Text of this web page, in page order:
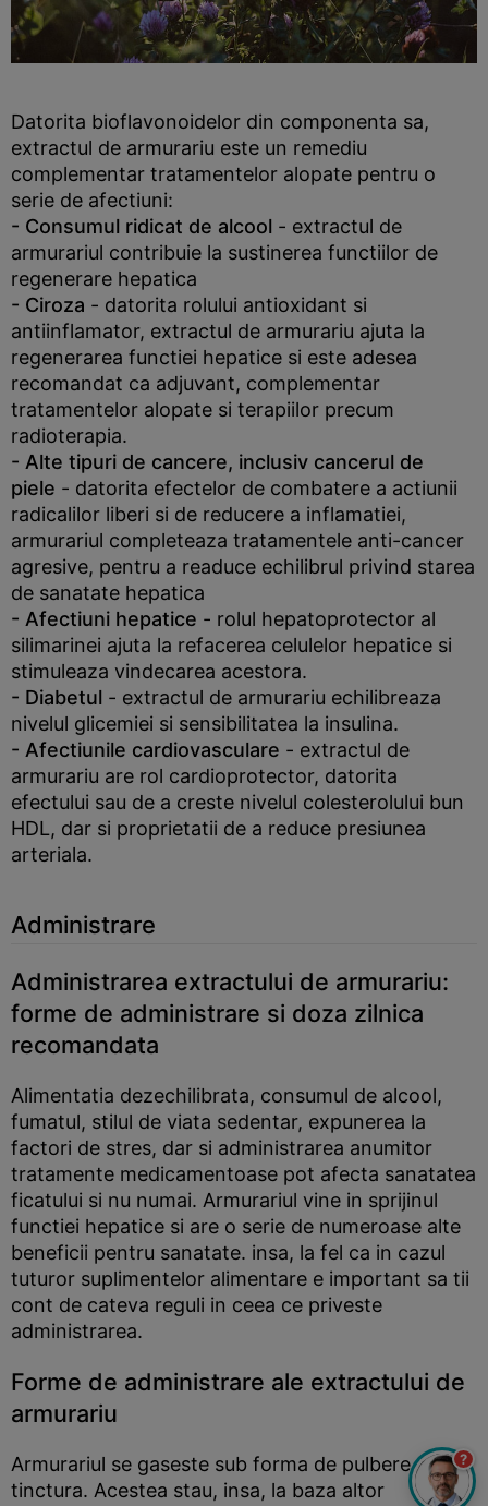
Datorita bioflavonoidelor din componenta sa,
extractul de armurariu este un remediu
complementar tratamentelor alopate pentru o
serie de afectiuni:
- Consumul ridicat de alcool - extractul de
armurariul contribuie la sustinerea functiilor de
regenerare hepatica
- Ciroza - datorita rolului antioxidant si
antiinflamator, extractul de armurariu ajuta la
regenerarea functiei hepatice si este adesea
recomandat ca adjuvant, complementar
tratamentelor alopate si terapiilor precum
radioterapia.
- Alte tipuri de cancere, inclusiv cancerul de
piele - datorita efectelor de combatere a actiunii
radicalilor liberi si de reducere a inflamatiei,
armurariul completeaza tratamentele anti-cancer
agresive, pentru a readuce echilibrul privind starea
de sanatate hepatica
- Afectiuni hepatice - rolul hepatoprotector al
silimarinei ajuta la refacerea celulelor hepatice si
stimuleaza vindecarea acestora.
- Diabetul - extractul de armurariu echilibreaza
nivelul glicemiei si sensibilitatea la insulina.
- Afectiunile cardiovasculare - extractul de
armurariu are rol cardioprotector, datorita
efectului sau de a creste nivelul colesterolului bun
HDL, dar si proprietatii de a reduce presiunea
arteriala.
Administrare
Administrarea extractului de armurariu:
forme de administrare si doza zilnica
recomandata
Alimentatia dezechilibrata, consumul de alcool,
fumatul, stilul de viata sedentar, expunerea la
factori de stres, dar si administrarea anumitor
tratamente medicamentoase pot afecta sanatatea
ficatului si nu numai. Armurariul vine in sprijinul
functiei hepatice si are o serie de numeroase alte
beneficii pentru sanatate. insa, la fel ca in cazul
tuturor suplimentelor alimentare e important sa tii
cont de cateva reguli in ceea ce priveste
administrarea.
Forme de administrare ale extractului de
armurariu
Armurariul se gaseste sub forma de pulbere si
tinctura. Acestea stau, insa, la baza altor
?